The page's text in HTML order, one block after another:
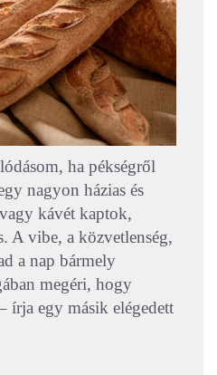
ha pékségről
nagyon házias és
kávét kaptok,
A vibe, a közvetlenség,
a nap bármely
megéri, hogy
írja egy másik elégedett